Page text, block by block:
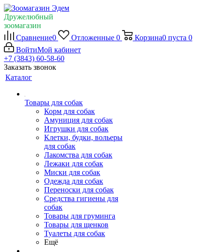
Дружелюбный
зоомагазин
Сравнение0 Отложенные 0 Корзина0 пуста 0
ВойтиМой кабинет
+7 (3843) 60-58-60
Заказать звонок
Каталог
Товары для собак
Корм для собак
Амуниция для собак
Игрушки для собак
Клетки, будки, вольеры
для собак
Лакомства для собак
Лежаки для собак
Миски для собак
Одежда для собак
Переноски для собак
Средства гигиены для
собак
Товары для груминга
Товары для щенков
Туалеты для собак
Ещё